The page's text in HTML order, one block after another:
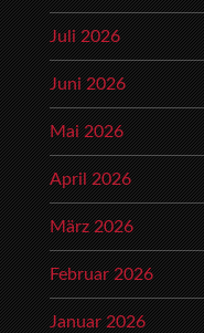
Juli 2026
Juni 2026
Mai 2026
April 2026
März 2026
Februar 2026
Januar 2026